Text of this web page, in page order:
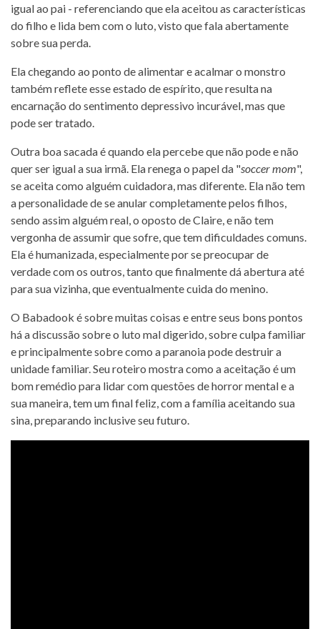
igual ao pai - referenciando que ela aceitou as características
do filho e lida bem com o luto, visto que fala abertamente
sobre sua perda.
Ela chegando ao ponto de alimentar e acalmar o monstro
também reflete esse estado de espírito, que resulta na
encarnação do sentimento depressivo incurável, mas que
pode ser tratado.
Outra boa sacada é quando ela percebe que não pode e não
quer ser igual a sua irmã. Ela renega o papel da "soccer mom",
se aceita como alguém cuidadora, mas diferente. Ela não tem
a personalidade de se anular completamente pelos filhos,
sendo assim alguém real, o oposto de Claire, e não tem
vergonha de assumir que sofre, que tem dificuldades comuns.
Ela é humanizada, especialmente por se preocupar de
verdade com os outros, tanto que finalmente dá abertura até
para sua vizinha, que eventualmente cuida do menino.
O Babadook é sobre muitas coisas e entre seus bons pontos
há a discussão sobre o luto mal digerido, sobre culpa familiar
e principalmente sobre como a paranoia pode destruir a
unidade familiar. Seu roteiro mostra como a aceitação é um
bom remédio para lidar com questões de horror mental e a
sua maneira, tem um final feliz, com a família aceitando sua
sina, preparando inclusive seu futuro.